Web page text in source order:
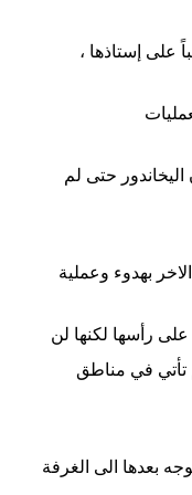
على إستاذها ،
حتى لم
بهدوء وعملية
رأسها لكنها لن
تأتي في مناطق
بعدها الى الغرفة